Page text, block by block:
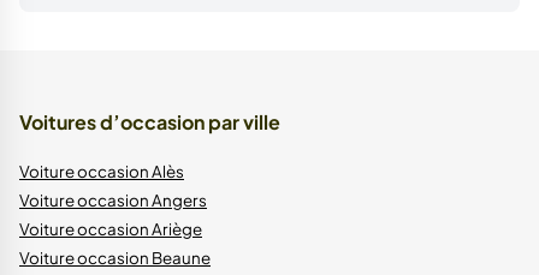
Voitures d’occasion par ville
Voiture occasion Alès
Voiture occasion Angers
Voiture occasion Ariège
Voiture occasion Beaune